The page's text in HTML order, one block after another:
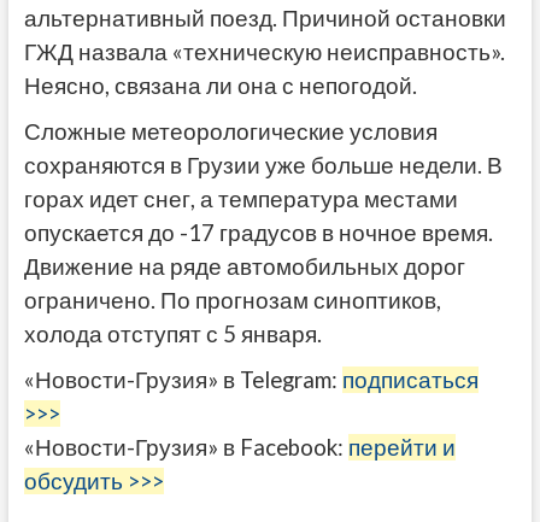
альтернативный поезд. Причиной остановки
ГЖД назвала «техническую неисправность».
Неясно, связана ли она с непогодой.
Сложные метеорологические условия
сохраняются в Грузии уже больше недели. В
горах идет снег, а температура местами
опускается до -17 градусов в ночное время.
Движение на ряде автомобильных дорог
ограничено. По прогнозам синоптиков,
холода отступят с 5 января.
«Новости-Грузия» в Telegram: подписаться
>>>
«Новости-Грузия» в Facebook: перейти и
обсудить >>>